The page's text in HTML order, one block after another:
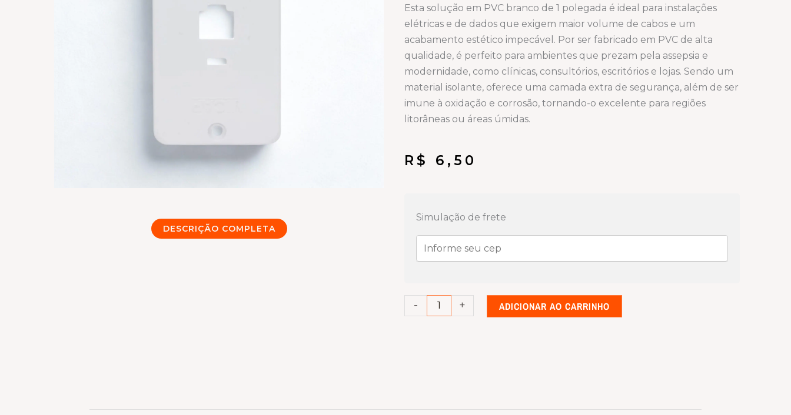
DESCRIÇÃO COMPLETA
Esta solução em PVC branco de 1 polegada é ideal para instalações
elétricas e de dados que exigem maior volume de cabos e um
acabamento estético impecável. Por ser fabricado em PVC de alta
qualidade, é perfeito para ambientes que prezam pela assepsia e
modernidade, como clínicas, consultórios, escritórios e lojas. Sendo um
material isolante, oferece uma camada extra de segurança, além de ser
imune à oxidação e corrosão, tornando-o excelente para regiões
litorâneas ou áreas úmidas.
R$ 6,50
Simulação de frete
-
condulete
Tampa
RJ45
1
+ ADICIONAR AO CARRINHO